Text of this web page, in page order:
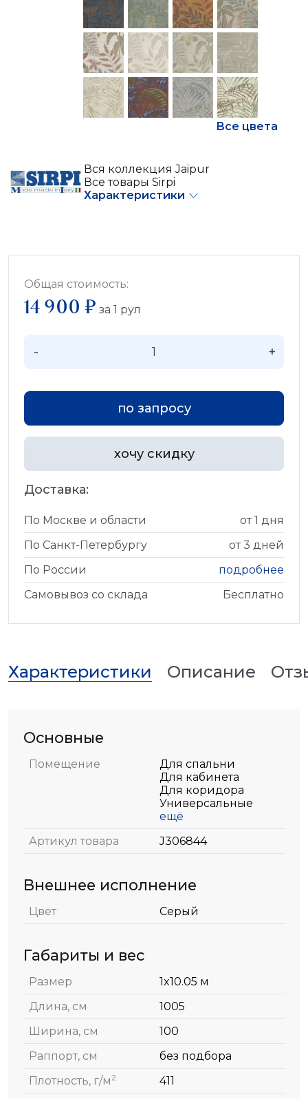
Все цвета
Вся коллекция Jaipur
Все товары Sirpi
Характеристики
Общая стоимость:
14 900 ₽ за 1 рул
- +
по запросу
хочу скидку
Доставка:
По Москве и области
от 1 дня
По Санкт-Петербургу
от 3 дней
По России
подробнее
Самовывоз со склада
Бесплатно
Характеристики Описание
Основные
Помещение
Для спальни
Для кабинета
Для коридора
Универсальные
ещё
Артикул товара
J306844
Внешнее исполнение
Цвет Серый
Габариты и вес
Размер
1x10.05 м
Длина, см
1005
Ширина, см
100
Раппорт, см
без подбора
Плотность, г/м2 411